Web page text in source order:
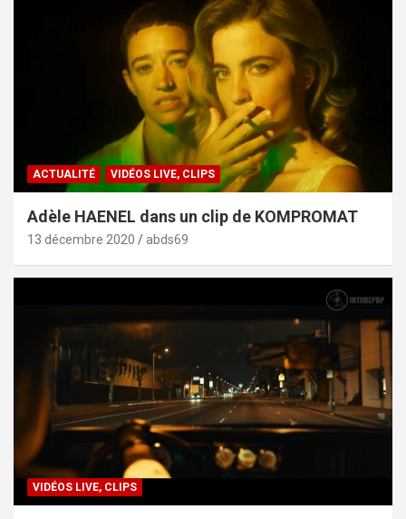
ACTUALITÉ VIDÉOS LIVE, CLIPS
Adèle HAENEL dans un clip de KOMPROMAT
13 décembre 2020 abds69
VIDÉOS LIVE, CLIPS